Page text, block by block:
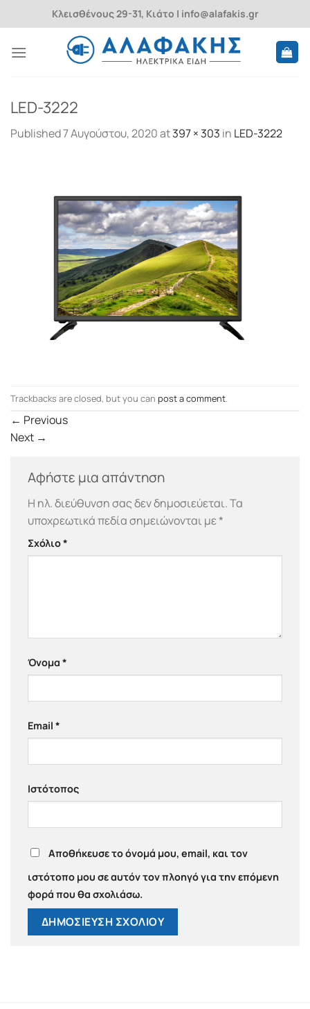
to
Κλεισθένους 29-31, Κιάτο | info@alafakis.gr
LED-3222
Published7 Αυγούστου, 2020at397 × 303 in LED-3222
Trackbacks are closed, but you can post a comment
← Previous
Next →
Αφήστε μια απάντηση
Η ηλ. διεύθυνση σας δεν δημοσιεύεται.Τα
υποχρεωτικά πεδία σημειώνονται με*
Σχόλιο*
Όνομα *
Email *
Ιστότοπος
Αποθήκευσε το όνομά μου, email, και τον
ιστότοπο μου σε αυτόν τον πλοηγό για την επόμενη
φορά που θα σχολιάσω.